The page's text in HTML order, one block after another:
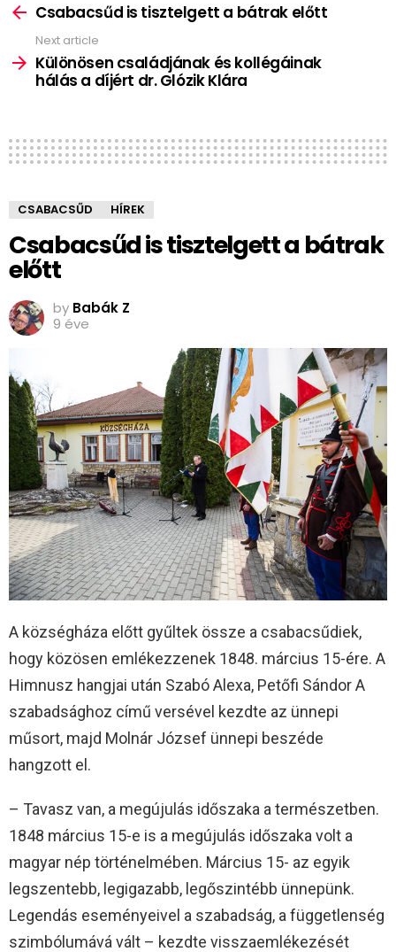
moreCsabacsűd is tisztelgett a bátrak előtt
Next article
Különösen családjának és kollégáinak
hálás a díjért dr. Glózik Klára
CSABACSŰD HÍREK
Csabacsűd is tisztelgett a bátrak
előtt
by Babák Z
9 éve
A községháza előtt gyűltek össze a csabacsűdiek,
hogy közösen emlékezzenek 1848. március 15-ére. A
Himnusz hangjai után Szabó Alexa, Petőfi Sándor A
szabadsághoz című versével kezdte az ünnepi
műsort, majd Molnár József ünnepi beszéde
hangzott el.
– Tavasz van, a megújulás időszaka a természetben.
1848 március 15-e is a megújulás időszaka volt a
magyar nép történelmében. Március 15- az egyik
legszentebb, legigazabb, legőszintébb ünnepünk.
Legendás eseményeivel a szabadság, a függetlenség
szimbólumává vált – kezdte visszaemlékezését